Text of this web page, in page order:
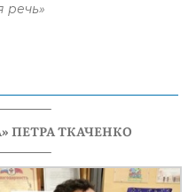
речь»
ПЕТРА ТКАЧЕНКО